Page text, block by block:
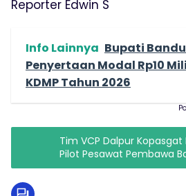
Reporter Edwin S
Info Lainnya Bupati
Penyertaan Modal Rp10
KDMP Tahun 2026
Tim VCP Dalpur
Pilot Pesawat Pembawa
Cianjur